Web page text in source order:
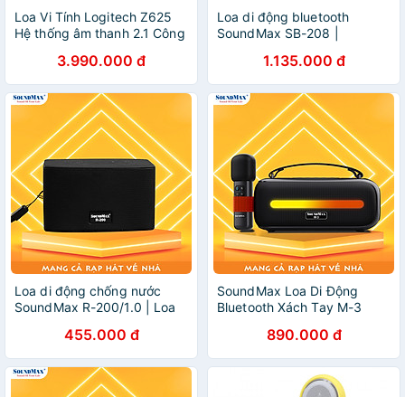
Loa Vi Tính Logitech Z625
Hệ thống âm thanh 2.1 Công
3.990.000 đ
Loa di động bluetooth
SoundMax SB-208 |
SoundMax SB208 | LED
RGB, Hỗ trợ USB AUX, Thời
lượng pin 5 giờ, Công suất
30W - Hàng Chính Hãng
1.135.000 đ
Loa di động chống nước
SoundMax R-200/1.0 | Loa
Hàng chính hãng
455.000 đ
SoundMax Loa Di Động
Bluetooth Xách Tay M-3
| Loa Trợ Giảng | Loa
Karaoke | Bluetooth Portable
Speaker SoundMax M3 with
Wirless Microphone - Hàng
890.000 đ